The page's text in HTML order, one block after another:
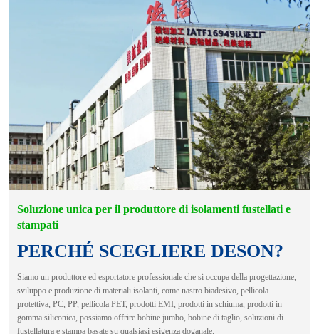
Soluzione unica per il produttore di isolamenti fustellati e
stampati
PERCHÉ SCEGLIERE DESON?
Siamo un produttore ed esportatore professionale che si occupa della progettazione,
sviluppo e produzione di materiali isolanti, come nastro biadesivo, pellicola
protettiva, PC, PP, pellicola PET, prodotti EMI, prodotti in schiuma, prodotti in
gomma siliconica, possiamo offrire bobine jumbo, bobine di taglio, soluzioni di
fustellatura e stampa basate su qualsiasi esigenza doganale.